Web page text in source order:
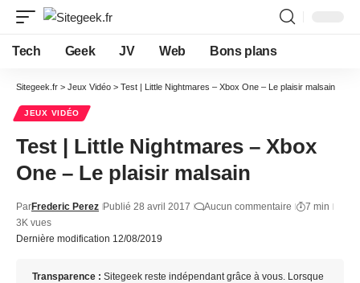
Tech Geek JV Web Bons plans
Sitegeek.fr > Jeux Vidéo > Test | Little Nightmares – Xbox One – Le plaisir malsain
JEUX VIDÉO
Test | Little Nightmares – Xbox
One – Le plaisir malsain
Dernière modification 12/08/2019
ParFrederic Perez Publié 28 avril 2017 Aucun commentaire
7 min
3K vues
Transparence : Sitegeek reste indépendant grâce à vous. Lorsque